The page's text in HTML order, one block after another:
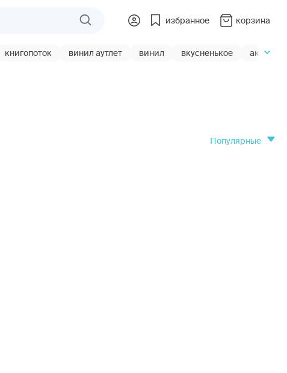
избранное корзина
книгопоток винил аутлет винил вкусненькое акции
популярные